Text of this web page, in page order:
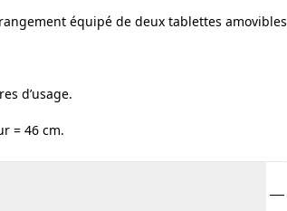
équipé de deux tablettes amovibles
d’usage.
= 46 cm.